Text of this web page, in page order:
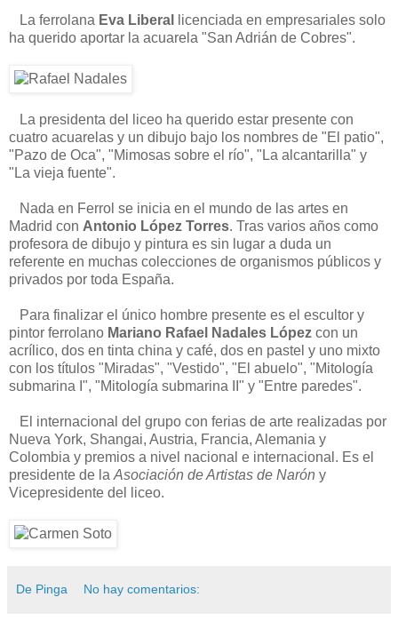
La ferrolana Eva Liberal
licenciada en empresariales solo
ha querido aportar la acuarela "San Adrián de Cobres".
La presidenta del liceo ha querido estar presente con
cuatro acuarelas y un dibujo bajo los nombres de "El patio",
"Pazo de Oca", "Mimosas sobre el río", "La alcantarilla" y
"La vieja fuente".
Nada en Ferrol se inicia en el mundo de las artes en
Madrid con Antonio López Torres. Tras varios años como
profesora de dibujo y pintura es sin lugar a duda un
referente en muchas colecciones de organismos públicos y
privados por toda España.
Para finalizar el único hombre presente es el escultor y
pintor ferrolano Mariano Rafael Nadales López con un
acrílico, dos en tinta china y café, dos en pastel y uno mixto
con los títulos "Miradas", "Vestido", "El abuelo", "Mitología
submarina I", "Mitología submarina II" y "Entre paredes".
El internacional del grupo con ferias de arte realizadas por
Nueva York, Shangai, Austria, Francia, Alemania y
Colombia y premios a nivel nacional e internacional. Es el
presidente de la Asociación de Artistas de Narón y
Vicepresidente del liceo.
De Pinga No hay comentarios: